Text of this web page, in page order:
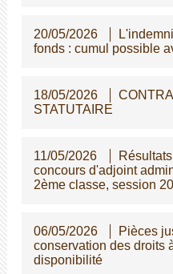
20/05/2026
fonds : cumul possible
18/05/2026
STATUTAIRE
11/05/2026
concours d'adjoint
2ème classe, session
06/05/2026
Pièces
conservation des droits
disponibilité